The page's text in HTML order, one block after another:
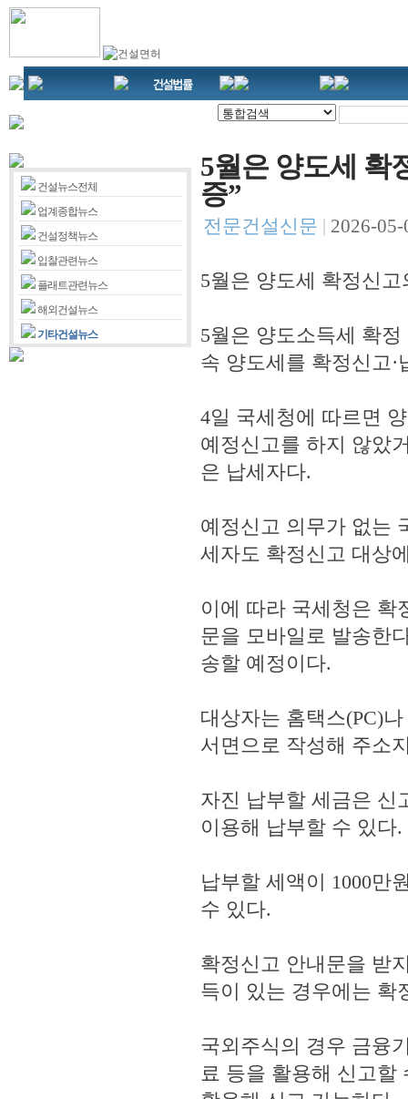
건설뉴스전체
업계종합뉴스
건설정책뉴스
입찰관련뉴스
플래트관련뉴스
해외건설뉴스
기타건설뉴스
5월은 양도세 확
증”
전문건설신문 2026-
5월은 양도세 확정신고
5월은 양도소득세 확
속 양도세를 확정신고·
4일 국세청에 따르면
예정신고를 하지 않았
은 납세자다.
예정신고 의무가 없는
세자도 확정신고 대상
이에 따라 국세청은 확
문을 모바일로 발송한
송할 예정이다.
대상자는 홈택스(PC)
서면으로 작성해 주소
자진 납부할 세금은 신
이용해 납부할 수 있다
납부할 세액이 1000만
수 있다.
확정신고 안내문을 받
득이 있는 경우에는 확
국외주식의 경우 금융
료 등을 활용해 신고할